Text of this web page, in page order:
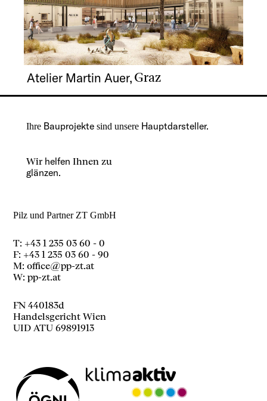
Atelier Martin Auer,- Graz
Ihre Bauprojekte sind unsere Hauptdarsteller.
Wir helfen Ihnen zu
glänzen.
Pilz und Partner ZT GmbH
T: +43 1 235 03 60 - 0
F: +43 1 235 03 60 - 90
M:office@pp-zt.at
W:pp-zt.at
FN 440183d
Handelsgericht Wien
UID ATU 69891913